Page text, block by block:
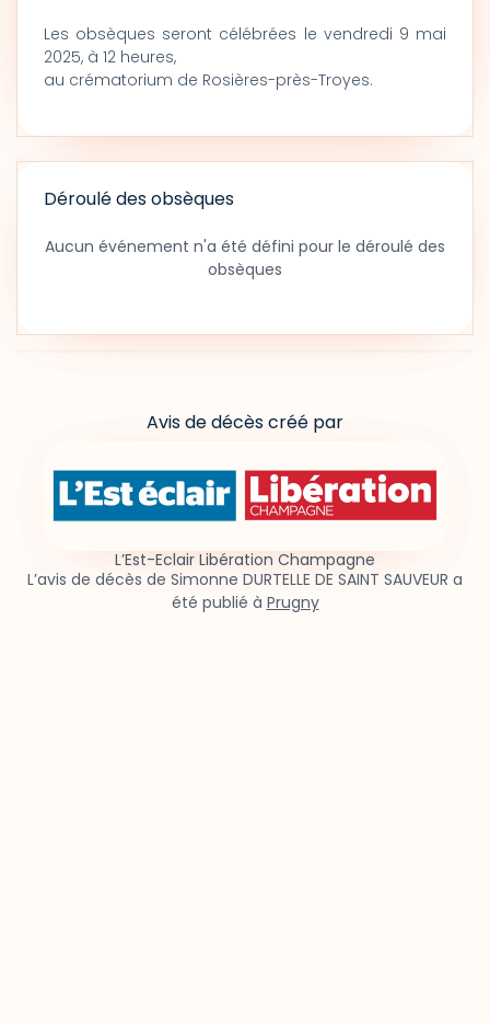
Les obsèques seront célébrées le vendredi 9 mai
2025, à 12 heures,
au crématorium de Rosières-près-Troyes.
Déroulé des obsèques
Aucun événement n'a été défini pour le déroulé des
obsèques
Avis de décès créé par
L’Est-Eclair Libération Champagne
L’avis de décès de Simonne DURTELLE DE SAINT SAUVEUR a
été publié à Prugny